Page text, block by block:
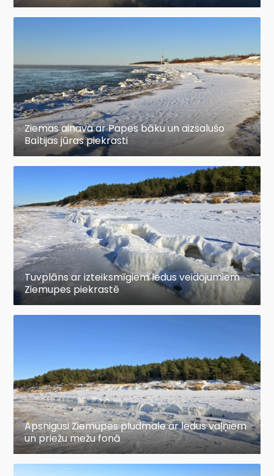
Ziemas ainava ar Papes bāku un aizsalušo
Baltijas jūras piekrasti
Tuvplāns ar izteiksmīgiem ledus veidojumiem
Ziemupes piekrastē
Apsnigusi Ziemupes pludmale ar ledus vaļņiem
un priežu mežu fonā